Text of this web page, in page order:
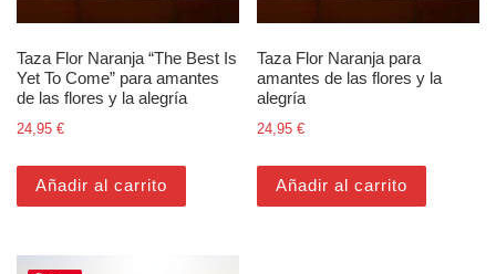
Taza Flor Naranja “The Best Is
Yet To Come” para amantes
de las flores y la alegría
24,95 €
Añadir al carrito
Taza Flor Naranja para
amantes de las flores y la
alegría
24,95€
Añadir al carrito